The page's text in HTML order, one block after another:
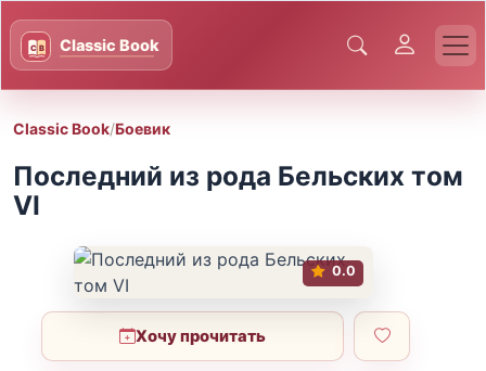
Classic Book/Боевик
Последний из рода Бельских том
VI
0.0
Хочу прочитать